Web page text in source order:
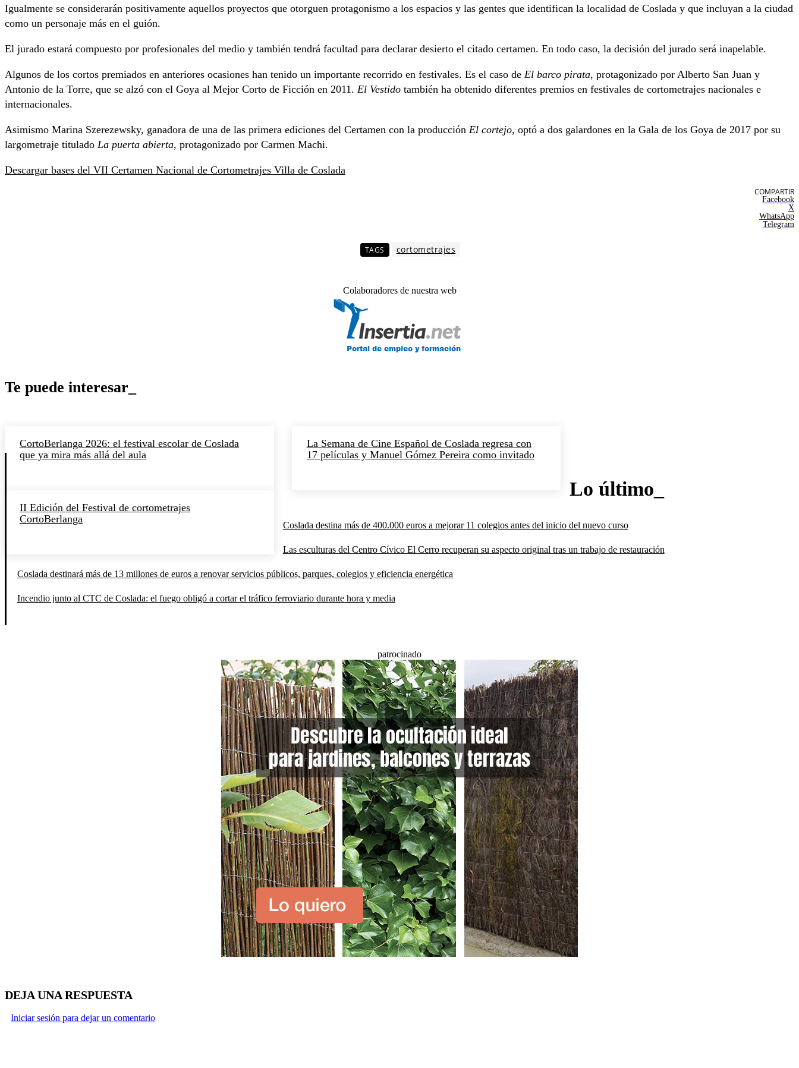
Igualmente se considerarán positivamente aquellos proyectos que otorguen protagonismo a los espacios y las gentes que identifican la localidad de Coslada y que incluyan a la ciudad
como un personaje más en el guión.
El jurado estará compuesto por profesionales del medio y también tendrá facultad para declarar desierto el citado certamen. En todo caso, la decisión del jurado será inapelable.
Algunos de los cortos premiados en anteriores ocasiones han tenido un importante recorrido en festivales. Es el caso de El barco pirata, protagonizado por Alberto San Juan y
Antonio de la Torre, que se alzó con el Goya al Mejor Corto de Ficción en 2011. El Vestido también ha obtenido diferentes premios en festivales de cortometrajes nacionales e
internacionales.
Asimismo Marina Szerezewsky, ganadora de una de las primera ediciones del Certamen con la producción El cortejo, optó a dos galardones en la Gala de los Goya de 2017 por su
largometraje titulado La puerta abierta, protagonizado por Carmen Machi.
Descargar bases del VII Certamen Nacional de Cortometrajes Villa de Coslada
COMPARTIR
Facebook
X
WhatsApp
Telegram
TAGS cortometrajes
Colaboradores de nuestra web
Te puede interesar_
CortoBerlanga 2026: el festival escolar de Coslada
que ya mira más allá del aula
La Semana de Cine Español de Coslada regresa con
17 películas y Manuel Gómez Pereira como invitado
II Edición del Festival de cortometrajes
CortoBerlanga
Lo último_
Coslada destina más de 400.000 euros a mejorar 11 colegios antes del inicio del nuevo curso
Las esculturas del Centro Cívico El Cerro recuperan su aspecto original tras un trabajo de restauración
Coslada destinará más de 13 millones de euros a renovar servicios públicos, parques, colegios y eficiencia energética
Incendio junto al CTC de Coslada: el fuego obligó a cortar el tráfico ferroviario durante hora y media
patrocinado
DEJA UNA RESPUESTA
Iniciar sesión para dejar un comentario